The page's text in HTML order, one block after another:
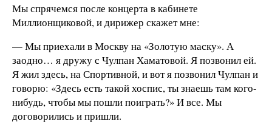
Мы спрячемся после концерта в кабинете
Миллионщиковой, и дирижер скажет мне:
— Мы приехали в Москву на «Золотую маску». А
заодно… я дружу с Чулпан Хаматовой. Я позвонил ей.
Я жил здесь, на Спортивной, и вот я по­звонил Чулпан и
говорю: «Здесь есть такой хоспис, ты знаешь там кого-
нибудь, чтобы мы пошли поиграть?» И все. Мы
договорились и пришли.